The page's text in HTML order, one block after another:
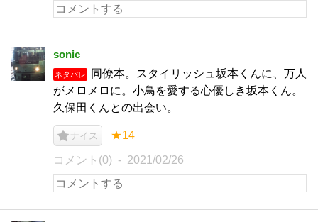
sonic
ネタバレ
同僚本。スタイリッシュ坂本くんに、万人
がメロメロに。小鳥を愛する心優しき坂本くん。
久保田くんとの出会い。
ナイス ★14
コメント(0) 2021/02/26